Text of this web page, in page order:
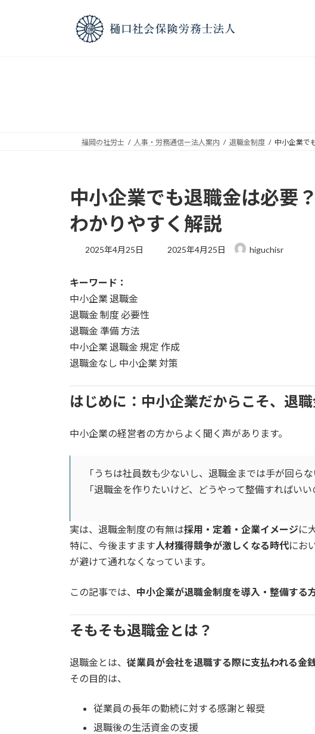
福岡の社労士 人事・労務通信ー法人案内 退職金制度 中小企業で
中小企業でも退職金は必要
わかりやすく解説
2025年4月25日
最
2025年4月25日 higuchisr
キーワード：
中小企業 退職金
退職金 制度 必要性
退職金 準備 方法
中小企業 退職金 規定 作成
退職金なし 中小企業 対策
はじめに：中小企業だからこそ、退
中小企業の経営者の方からよく聞く声があります。
「うちは社員数も少ないし、退職金までは手が回らな
「退職金を作りたいけど、どうやって整備すればいい
実は、退職金制度の有無は採用・定着・企業イメージに
特に、今後ますます人材獲得競争が激しくなる時代にお
が避けて通れなくなっています。
この記事では、 中小企業が退職金制度を導入・整備する
そもそも退職金とは？
退職金とは、 従業員が会社を退職する際に支払われる金
その目的は、
従業員の長年の勤続に対する感謝と報奨
退職後の生活資金の支援